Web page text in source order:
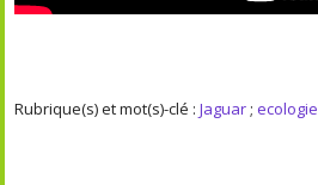
Rubrique(s) et mot(s)-clé :Jaguar;ecologie